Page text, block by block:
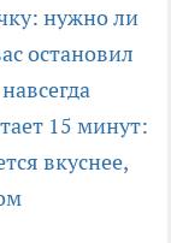
нужно ли
остановил
15 минут:
вкуснее,